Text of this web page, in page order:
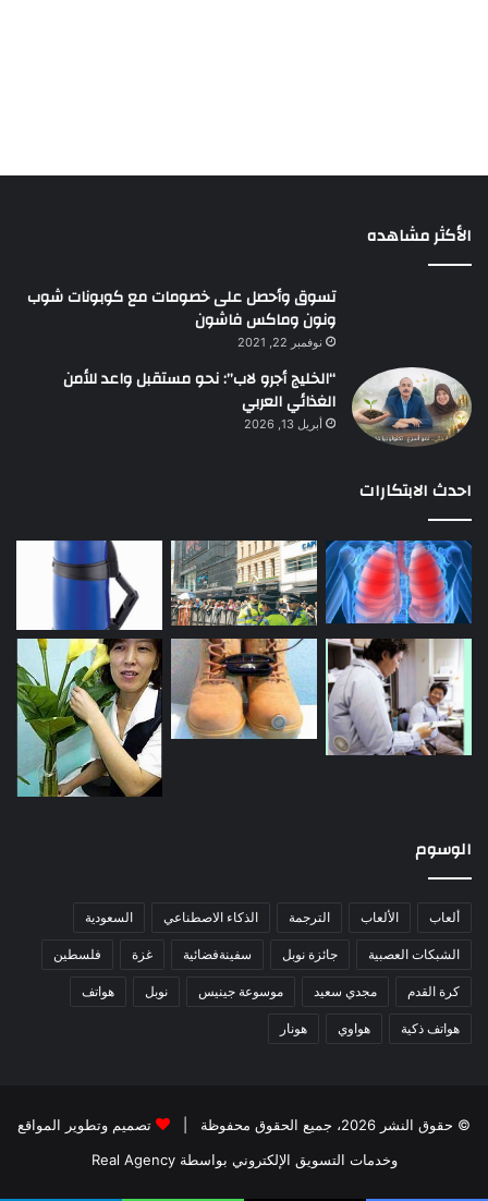
الأكثر مشاهده
تسوق وأحصل على خصومات مع كوبونات شوب
ونون وماكس فاشون
نوفمبر 22, 2021
“الخليج أجرو لاب”: نحو مستقبل واعد للأمن
الغذائي العربي
أبريل 13, 2026
احدث الابتكارات
الوسوم
ألعاب الألعاب الترجمة الذكاء الاصطناعي السعودية
الشبكات العصبية جائزة نوبل سفينةفضائية غزة فلسطين
كرة القدم مجدي سعيد موسوعة جينيس نوبل هواتف
هواتف ذكية هواوي هونار
© حقوق النشر 2026، جميع الحقوق محفوظة |
تصميم وتطوير المواقع
وخدمات التسويق الإلكتروني بواسطة Real Agency